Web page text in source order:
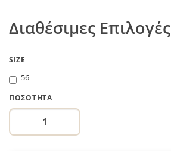
Διαθέσιμες Επιλογές
SIZE
56
ΠΟΣΌΤΗΤΑ